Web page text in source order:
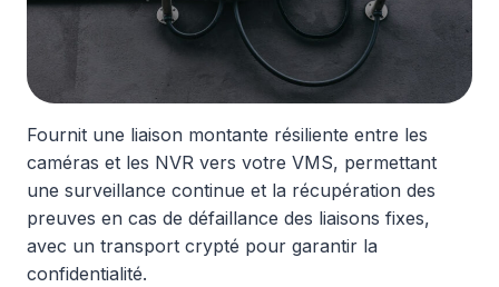
Fournit une liaison montante résiliente entre les
caméras et les NVR vers votre VMS, permettant
une surveillance continue et la récupération des
preuves en cas de défaillance des liaisons fixes,
avec un transport crypté pour garantir la
confidentialité.